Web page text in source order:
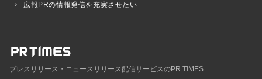
広報PRの情報発信を充実させたい
プレスリリース・ニュースリリース配信サービスのPR TIMES